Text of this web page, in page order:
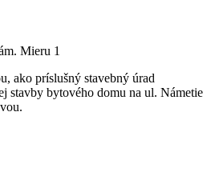
Mieru 1
ako príslušný stavebný úrad
stavby bytového domu na ul. Námetie